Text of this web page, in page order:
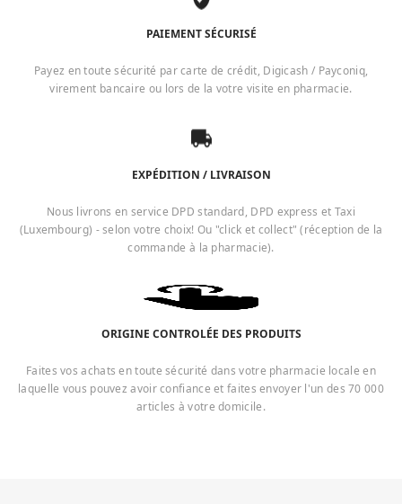
PAIEMENT SÉCURISÉ
Payez en toute sécurité par carte de crédit, Digicash / Payconiq,
virement bancaire ou lors de la votre visite en pharmacie.
EXPÉDITION / LIVRAISON
Nous livrons en service DPD standard, DPD express et Taxi
(Luxembourg) - selon votre choix! Ou "click et collect" (réception de la
commande à la pharmacie).
ORIGINE CONTROLÉE DES PRODUITS
Faites vos achats en toute sécurité dans votre pharmacie locale en
laquelle vous pouvez avoir confiance et faites envoyer l'un des 70 000
articles à votre domicile.